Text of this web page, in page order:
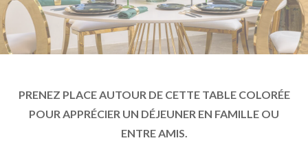
PRENEZ PLACE AUTOUR DE CETTE TABLE COLORÉE
POUR APPRÉCIER UN DÉJEUNER EN FAMILLE OU
ENTRE AMIS.